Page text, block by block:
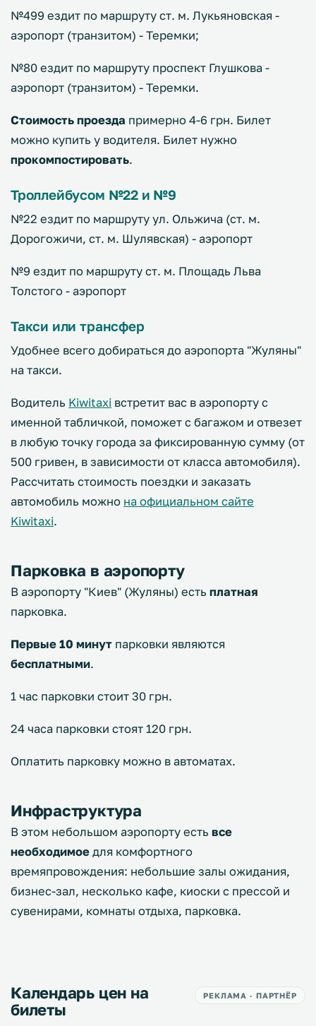
№499 ездит по маршруту ст. м. Лукьяновская -
аэропорт (транзитом) - Теремки;
№80 ездит по маршруту проспект Глушкова -
аэропорт (транзитом) - Теремки.
Стоимость проезда примерно 4-6 грн. Билет
можно купить у водителя. Билет нужно
прокомпостировать.
Троллейбусом №22 и №9
№22 ездит по маршруту ул. Ольжича (ст. м.
Дорогожичи, ст. м. Шулявская) - аэропорт
№9 ездит по маршруту ст. м. Площадь Льва
Толстого - аэропорт
Такси или трансфер
Удобнее всего добираться до аэропорта "Жуляны"
на такси.
Водитель Kiwitaxi встретит вас в аэропорту с
именной табличкой, поможет с багажом и отвезет
в любую точку города за фиксированную сумму (от
500 гривен, в зависимости от класса автомобиля).
Рассчитать стоимость поездки и заказать
автомобиль можно на официальном сайте
Kiwitaxi.
Парковка в аэропорту
В аэропорту "Киев" (Жуляны) есть платная
парковка.
Первые 10 минут парковки являются
бесплатными.
1 час парковки стоит 30 грн.
24 часа парковки стоят 120 грн.
Оплатить парковку можно в автоматах.
Инфраструктура
В этом небольшом аэропорту есть все
необходимое для комфортного
времяпровождения: небольшие залы ожидания,
бизнес-зал, несколько кафе, киоски с прессой и
сувенирами, комнаты отдыха, парковка.
Календарь цен на
билеты
РЕКЛАМА · ПАРТНЁР